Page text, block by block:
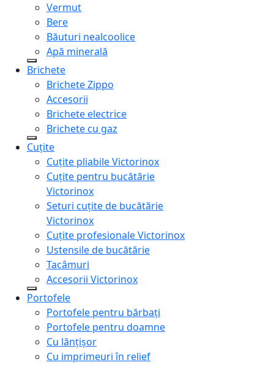
Vermut
Bere
Băuturi nealcoolice
Apă minerală
Brichete
Brichete Zippo
Accesorii
Brichete electrice
Brichete cu gaz
Cuțite
Cuțite pliabile Victorinox
Cuțite pentru bucătărie
Victorinox
Seturi cuțite de bucătărie
Victorinox
Cuțite profesionale Victorinox
Ustensile de bucătărie
Tacâmuri
Accesorii Victorinox
Portofele
Portofele pentru bărbați
Portofele pentru doamne
Cu lănțișor
Cu imprimeuri în relief